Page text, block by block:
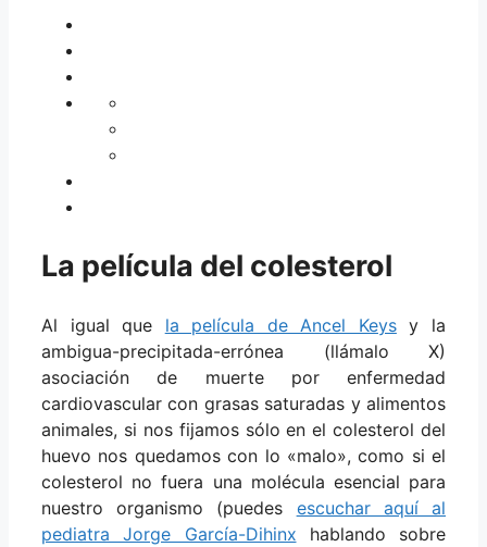
La película del colesterol
Al igual que la película de Ancel Keysy la
ambigua-precipitada-errónea (llámalo X)
asociación de muerte por enfermedad
cardiovascular con grasas saturadas y alimentos
animales, si nos fijamos sólo en el colesterol del
huevo nos quedamos con lo «malo», como si el
colesterol no fuera una molécula esencial para
nuestro organismo (puedes escuchar aquí al
pediatra Jorge García-Dihinx hablando sobre